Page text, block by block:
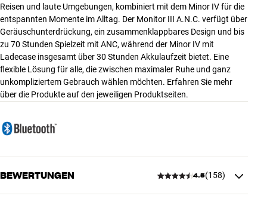
Reisen und laute Umgebungen, kombiniert mit dem Minor IV für die
entspannten Momente im Alltag. Der Monitor III A.N.C. verfügt über
Geräuschunterdrückung, ein zusammenklappbares Design und bis
zu 70 Stunden Spielzeit mit ANC, während der Minor IV mit
Ladecase insgesamt über 30 Stunden Akkulaufzeit bietet. Eine
flexible Lösung für alle, die zwischen maximaler Ruhe und ganz
unkompliziertem Gebrauch wählen möchten. Erfahren Sie mehr
über die Produkte auf den jeweiligen Produktseiten.
BEWERTUNGEN 4.5(158)